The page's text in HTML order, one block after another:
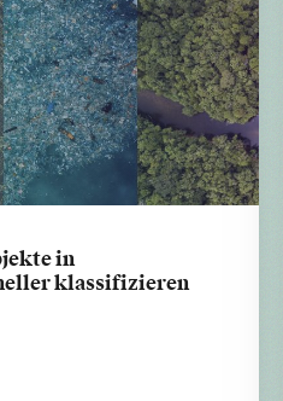
in
klassifizieren